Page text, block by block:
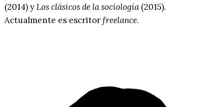
(2014) yLos clásicos de la sociología (2015).
Actualmente es escritorfreelance.